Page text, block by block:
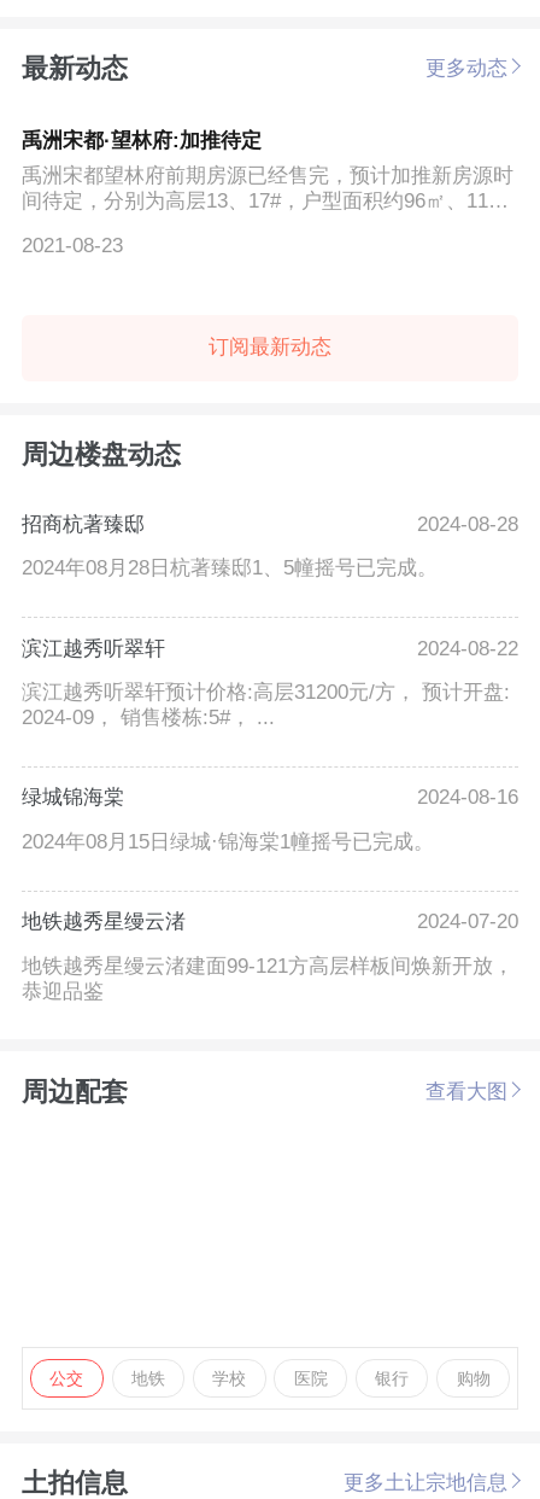
最新动态 更多动态
禹洲宋都·望林府:加推待定
禹洲宋都望林府前期房源已经售完，预计加推新房源时
间待定，分别为高层13、17#，户型面积约96㎡、112
2021-08-23
订阅最新动态
周边楼盘动态
招商杭著臻邸
2024-08-28
2024年08月28日杭著臻邸1、5幢摇号已完成。
滨江越秀听翠轩
2024-08-22
滨江越秀听翠轩预计价格:高层31200元/方， 预计开盘:
2024-09， 销售楼栋:5#， ...
绿城锦海棠
2024-08-16
2024年08月15日绿城·锦海棠1幢摇号已完成。
地铁越秀星缦云渚
2024-07-20
地铁越秀星缦云渚建面99-121方高层样板间焕新开放，
恭迎品鉴
周边配套 查看大图
公交 地铁 学校 医院 银行 购物
土拍信息 更多土让宗地信息